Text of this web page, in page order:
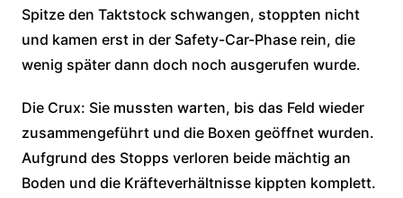
Spitze den Taktstock schwangen, stoppten nicht
und kamen erst in der Safety-Car-Phase rein, die
wenig später dann doch noch ausgerufen wurde.
Die Crux: Sie mussten warten, bis das Feld wieder
zusammengeführt und die Boxen geöffnet wurden.
Aufgrund des Stopps verloren beide mächtig an
Boden und die Kräfteverhältnisse kippten komplett.